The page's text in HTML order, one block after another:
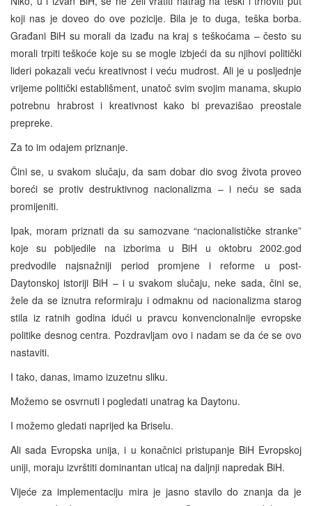
koji nas je doveo do ove pozicije. Bila je to duga, teška borba.
Građani BiH su morali da izađu na kraj s teškoćama – često su
morali trpiti teškoće koje su se mogle izbjeći da su njihovi politički
lideri pokazali veću kreativnost i veću mudrost. Ali je u posljednje
vrijeme politički establišment, unatoč svim svojim manama, skupio
potrebnu hrabrost i kreativnost kako bi prevazišao preostale
prepreke.
Za to im odajem priznanje.
Čini se, u svakom slučaju, da sam dobar dio svog života proveo
boreći se protiv destruktivnog nacionalizma – i neću se sada
promijeniti.
Ipak, moram priznati da su samozvane “nacionalističke stranke”
koje su pobijedile na izborima u BiH u oktobru 2002.god
predvodile najsnažniji period promjene i reforme u post-
Daytonskoj istoriji BiH – i u svakom slučaju, neke sada, čini se,
žele da se iznutra reformiraju i odmaknu od nacionalizma starog
stila iz ratnih godina idući u pravcu konvencionalnije evropske
politike desnog centra. Pozdravljam ovo i nadam se da će se ovo
nastaviti.
I tako, danas, imamo izuzetnu sliku.
Možemo se osvrnuti i pogledati unatrag ka Daytonu.
I možemo gledati naprijed ka Briselu.
Ali sada Evropska unija, i u konačnici pristupanje BiH Evropskoj
uniji, moraju izvrštiti dominantan uticaj na daljnji napredak BiH.
Vijeće za implementaciju mira je jasno stavilo do znanja da je